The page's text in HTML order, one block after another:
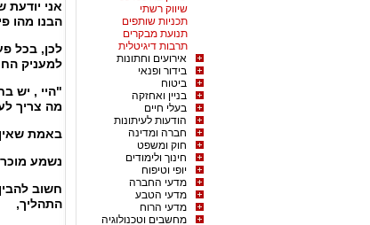
שיווק רשתי
תכניות שותפים
תנועת מבקרים
תרבות דיגיטלית
אירועים וחתונות
בידור ופנאי
ביטוח
בניין ואחזקה
בעלי חיים
הודעות לעיתונות
חברה ומדינה
חוק ומשפט
חינוך ולימודים
יופי וטיפוח
מדעי החברה
מדעי הטבע
מדעי הרוח
מחשבים וטכנולוגיה
אני
הבנו מהו
לכן, בכל
למעניק
"היי , יש
מה צריך
באמת
נשמע
חשוב
התהליך,